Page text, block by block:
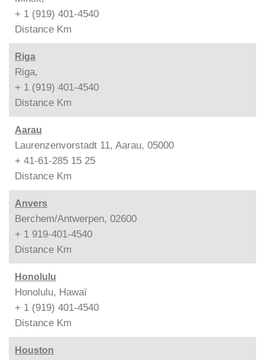
+ 1 (919) 401-4540
Distance Km
Riga
Riga,
+ 1 (919) 401-4540
Distance Km
Aarau
Laurenzenvorstadt 11, Aarau, 05000
+ 41-61-285 15 25
Distance Km
Anvers
Berchem/Antwerpen, 02600
+ 1 919-401-4540
Distance Km
Honolulu
Honolulu, Hawaï
+ 1 (919) 401-4540
Distance Km
Houston